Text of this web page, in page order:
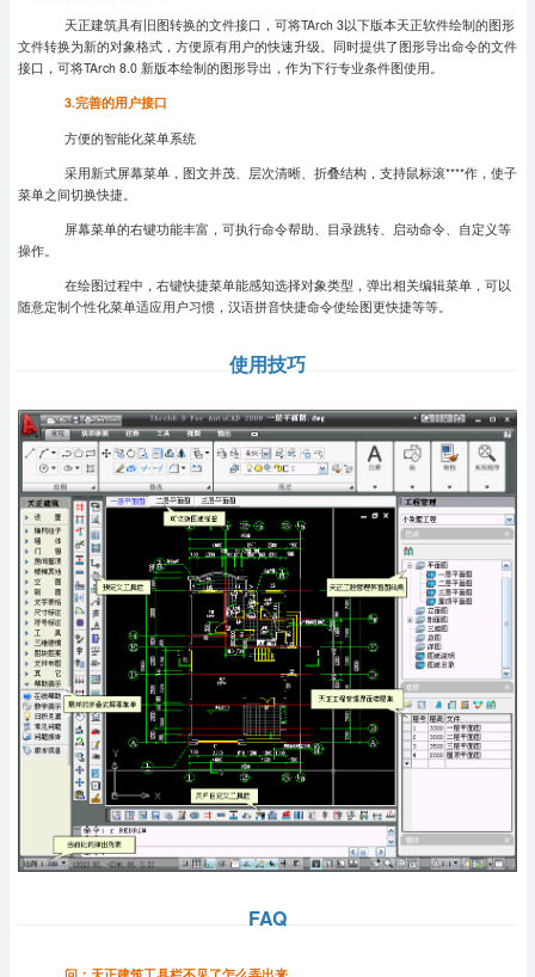
天正建筑具有旧图转换的文件接口，可将TArch 3以下版本天正软件绘制的图形
文件转换为新的对象格式，方便原有用户的快速升级。同时提供了图形导出命令的文件
接口，可将TArch 8.0 新版本绘制的图形导出，作为下行专业条件图使用。
3.完善的用户接口
方便的智能化菜单系统
采用新式屏幕菜单，图文并茂、层次清晰、折叠结构，支持鼠标滚****作，使子
菜单之间切换快捷。
屏幕菜单的右键功能丰富，可执行命令帮助、目录跳转、启动命令、自定义等
操作。
在绘图过程中，右键快捷菜单能感知选择对象类型，弹出相关编辑菜单，可以
随意定制个性化菜单适应用户习惯，汉语拼音快捷命令使绘图更快捷等等。
使用技巧
FAQ